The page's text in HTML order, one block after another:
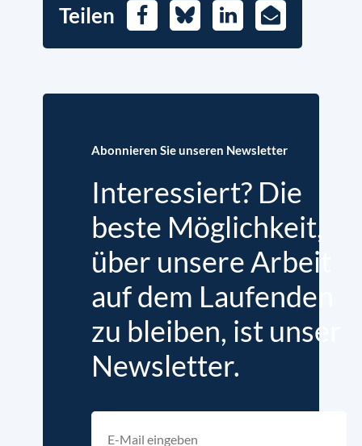
Teilen FacebookBlueskyLinkedIn
E-
Mail
Abonnieren Sie unseren Newsletter
Interessiert? Die
beste Möglichkeit,
über unsere Arbeit
auf dem Laufenden
zu bleiben, ist unser
Newsletter.